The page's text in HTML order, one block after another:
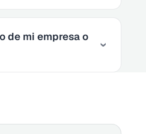
de mi empresa o